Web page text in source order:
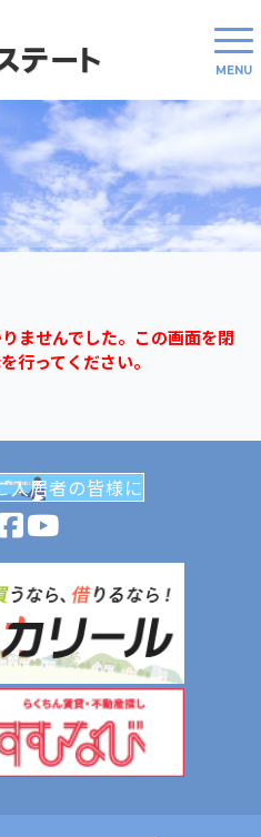
ませんでした。この画面を閉
行ってください。
入居者の皆様に